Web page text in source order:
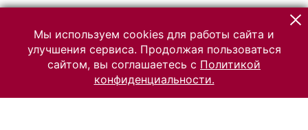
Мы используем cookies для работы сайта и
улучшения сервиса. Продолжая пользоваться
сайтом, вы соглашаетесь с Политикой
конфиденциальности.